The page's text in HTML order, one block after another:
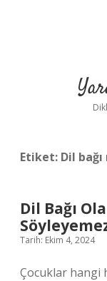
Etiket: Dil
Dil Bağı
Tarih: Ekim 4, 2024
Çocuklar hangi